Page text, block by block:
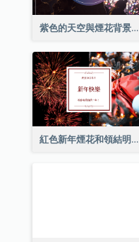
紫色的天空與煙花背景新年明信片
紅色新年煙花和領結明信片